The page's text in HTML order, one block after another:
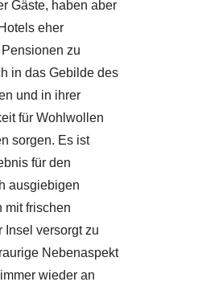
Gäste, haben aber
eher
zu
in das Gebilde des
und in ihrer
für Wohlwollen
sorgen. Es ist
für den
ausgiebigen
mit frischen
Insel versorgt zu
Nebenaspekt
wieder an